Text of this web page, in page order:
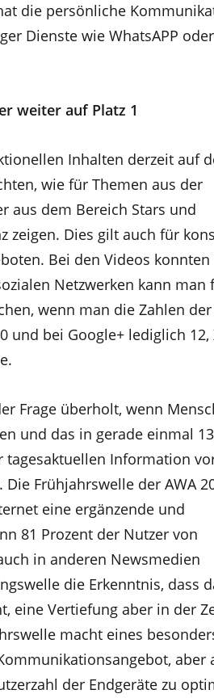
die persönliche
Dienste wie WhatsAPP
weiter auf Platz 1
Inhalten derzeit auf
wie für Themen aus der
aus dem Bereich Stars und
zeigen. Dies gilt auch für
Bei den Videos
Netzwerken kann man
wenn man die Zahlen
und bei Google+ lediglich 12,
Frage überholt, wenn
und das in gerade einmal
tagesaktuellen Information
Frühjahrswelle der AWA
eine ergänzende und
81 Prozent der Nutzer von
in anderen Newsmedien
die Erkenntnis, dass
eine Vertiefung aber in der
macht eines
aber
der Endgeräte zu